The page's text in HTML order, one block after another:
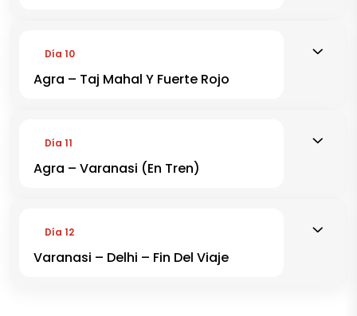
Día 10
Agra – Taj Mahal Y Fuerte Rojo
Día 11
Agra – Varanasi (En Tren)
Día 12
Varanasi – Delhi – Fin Del Viaje